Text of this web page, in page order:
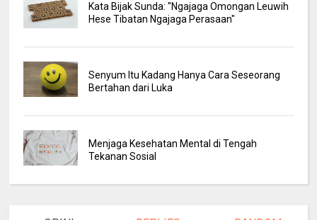
Kata Bijak Sunda: "Ngajaga Omongan Leuwih
Hese Tibatan Ngajaga Perasaan"
Senyum Itu Kadang Hanya Cara Seseorang
Bertahan dari Luka
Menjaga Kesehatan Mental di Tengah
Tekanan Sosial